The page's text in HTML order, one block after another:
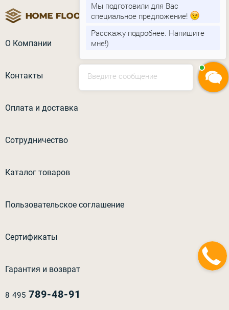
О Компании
Контакты
Оплата и доставка
Сотрудничество
Каталог товаров
Пользовательское соглашение
Сертификаты
Гарантия и возврат
8 495 789-48-91
Введите сообщение
Мы подготовили для Вас
специальное предложение!
Расскажу подробнее. Напишите
мне!)